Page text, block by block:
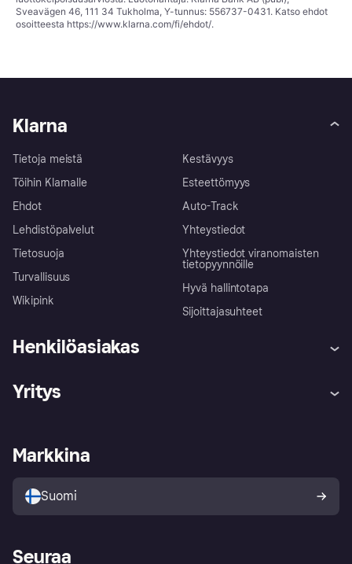
Sveavägen 46, 111 34 Tukholma, Y-tunnus: 556737-0431. Katso ehdot
osoitteesta https://www.klarna.com/fi/ehdot/.
Klarna
Tietoja meistä
Töihin Klarnalle
Ehdot
Lehdistöpalvelut
Tietosuoja
Turvallisuus
Wikipink
Kestävyys
Esteettömyys
Auto-Track
Yhteystiedot
Yhteystiedot viranomaisten
tietopyynnöille
Hyvä hallintotapa
Sijoittajasuhteet
Henkilöasiakas
Ohje
Kirjaudu sisään
Tutustu kauppoihin
Ostajan turva
Yritys
Kirjaudu sisään yrityksenä
Markkina
Suomi
Seuraa